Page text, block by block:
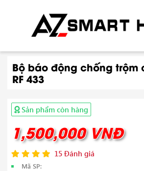
Bộ báo động chống trộm
RF 433
Sản phẩm còn hàng
1,500,000 VNĐ
15 Đánh giá
Mã SP: